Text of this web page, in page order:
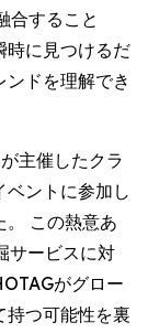
合すること
時に見つけるだ
ドを理解でき
主催したクラ
ベントに参加し
。 この熱意あ
サービスに対
がグロー
持つ可能性を裏